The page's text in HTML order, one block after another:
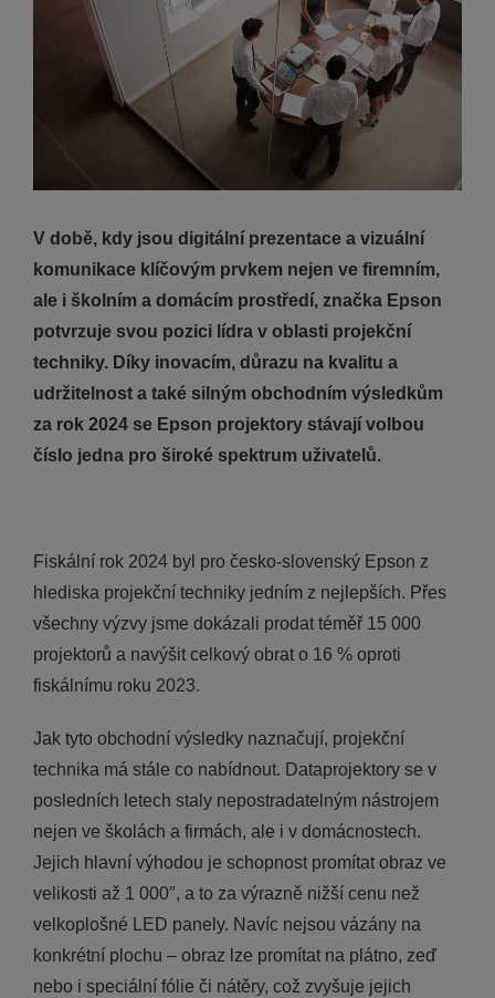
V době, kdy jsou digitální prezentace a vizuální
komunikace klíčovým prvkem nejen ve firemním,
ale i školním a domácím prostředí, značka Epson
potvrzuje svou pozici lídra v oblasti projekční
techniky. Díky inovacím, důrazu na kvalitu a
udržitelnost a také silným obchodním výsledkům
za rok 2024 se Epson projektory stávají volbou
číslo jedna pro široké spektrum uživatelů.
Fiskální rok 2024 byl pro česko-slovenský Epson z
hlediska projekční techniky jedním z nejlepších. Přes
všechny výzvy jsme dokázali prodat téměř 15 000
projektorů a navýšit celkový obrat o 16 % oproti
fiskálnímu roku 2023.
Jak tyto obchodní výsledky naznačují, projekční
technika má stále co nabídnout. Dataprojektory se v
posledních letech staly nepostradatelným nástrojem
nejen ve školách a firmách, ale i v domácnostech.
Jejich hlavní výhodou je schopnost promítat obraz ve
velikosti až 1 000″, a to za výrazně nižší cenu než
velkoplošné LED panely. Navíc nejsou vázány na
konkrétní plochu – obraz lze promítat na plátno, zeď
nebo i speciální fólie či nátěry, což zvyšuje jejich